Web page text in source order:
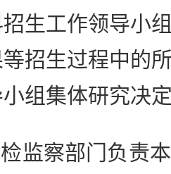
生工作领导小
招生过程中的
组集体研究决
察部门负责本